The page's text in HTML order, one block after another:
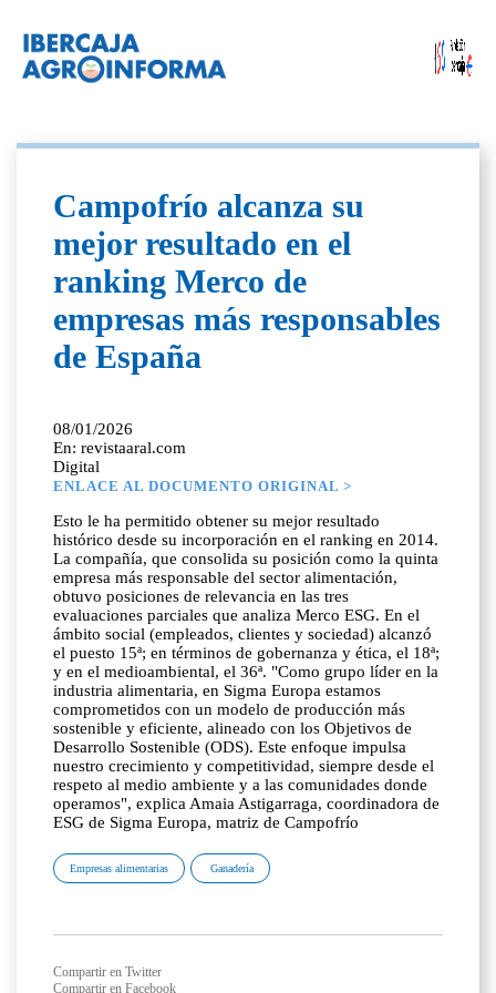
Campofrío alcanza su
mejor resultado en el
ranking Merco de
empresas más responsables
de España
08/01/2026
En: revistaaral.com
Digital
ENLACE AL DOCUMENTO ORIGINAL >
Esto le ha permitido obtener su mejor resultado
histórico desde su incorporación en el ranking en 2014.
La compañía, que consolida su posición como la quinta
empresa más responsable del sector alimentación,
obtuvo posiciones de relevancia en las tres
evaluaciones parciales que analiza Merco ESG. En el
ámbito social (empleados, clientes y sociedad) alcanzó
el puesto 15ª; en términos de gobernanza y ética, el 18ª;
y en el medioambiental, el 36ª. "Como grupo líder en la
industria alimentaria, en Sigma Europa estamos
comprometidos con un modelo de producción más
sostenible y eficiente, alineado con los Objetivos de
Desarrollo Sostenible (ODS). Este enfoque impulsa
nuestro crecimiento y competitividad, siempre desde el
respeto al medio ambiente y a las comunidades donde
operamos", explica Amaia Astigarraga, coordinadora de
ESG de Sigma Europa, matriz de Campofrío
Empresas alimentarias Ganadería
Compartir en Twitter
Compartir en Facebook